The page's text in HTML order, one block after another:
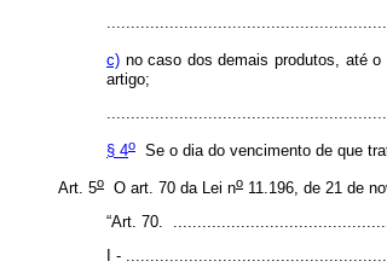
c) no caso dos demais produtos, até o
artigo;
§ 4o Se o dia do vencimento de que
Art. 5o O art. 70 da Lei no 11.196, de 21 de
“Art. 70.
I -